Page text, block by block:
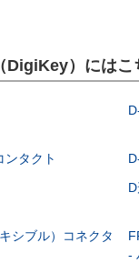
DigiKey）にはこ
ンタクト
シブル）コネクタ
-